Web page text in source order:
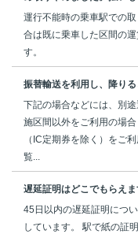
運行不能時の乗車駅での
合は既に乗車した区間の
す。
振替輸送を利用し、降り
下記の場合などには、別
施区間以外をご利用の場
（IC定期券を除く）をご
覧...
遅延証明はどこでもらえま
45日以内の遅延証明につ
しています。 駅で紙の証